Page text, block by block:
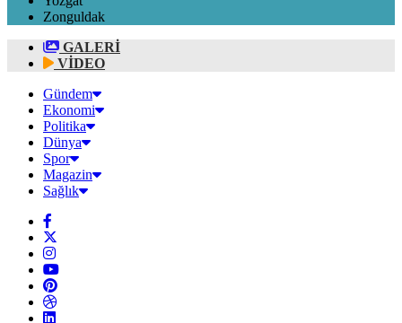
Zonguldak
GALERİ
VİDEO
Gündem
Ekonomi
Politika
Dünya
Spor
Magazin
Sağlık